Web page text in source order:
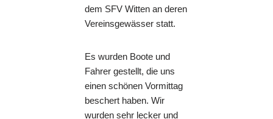
dem SFV Witten an deren
Vereinsgewässer statt.
Es wurden Boote und
Fahrer gestellt, die uns
einen schönen Vormittag
beschert haben. Wir
wurden sehr lecker und